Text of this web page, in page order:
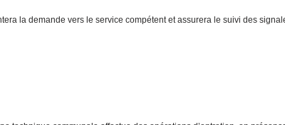
la demande vers le service compétent et assurera le suivi des